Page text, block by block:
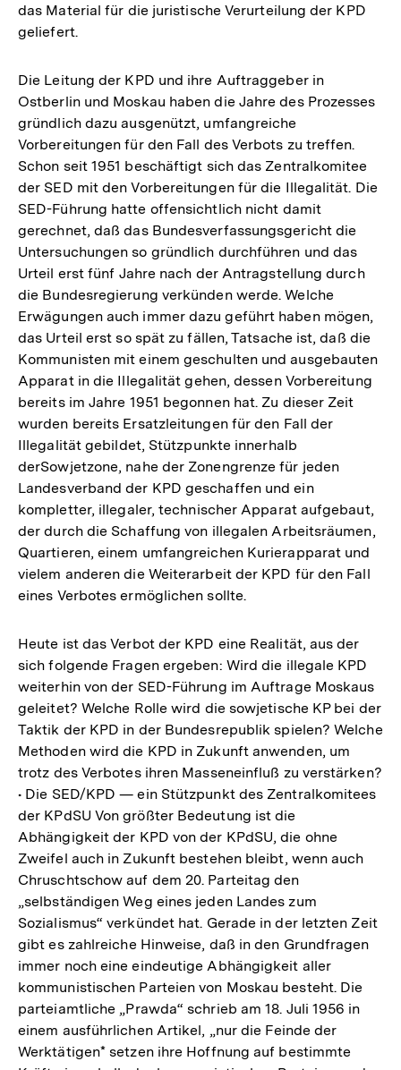
das Material für die juristische Verurteilung der KPD
geliefert.
Die Leitung der KPD und ihre Auftraggeber in
Ostberlin und Moskau haben die Jahre des Prozesses
gründlich dazu ausgenützt, umfangreiche
Vorbereitungen für den Fall des Verbots zu treffen.
Schon seit 1951 beschäftigt sich das Zentralkomitee
der SED mit den Vorbereitungen für die Illegalität. Die
SED-Führung hatte offensichtlich nicht damit
gerechnet, daß das Bundesverfassungsgericht die
Untersuchungen so gründlich durchführen und das
Urteil erst fünf Jahre nach der Antragstellung durch
die Bundesregierung verkünden werde. Welche
Erwägungen auch immer dazu geführt haben mögen,
das Urteil erst so spät zu fällen, Tatsache ist, daß die
Kommunisten mit einem geschulten und ausgebauten
Apparat in die Illegalität gehen, dessen Vorbereitung
bereits im Jahre 1951 begonnen hat. Zu dieser Zeit
wurden bereits Ersatzleitungen für den Fall der
Illegalität gebildet, Stützpunkte innerhalb
derSowjetzone, nahe der Zonengrenze für jeden
Landesverband der KPD geschaffen und ein
kompletter, illegaler, technischer Apparat aufgebaut,
der durch die Schaffung von illegalen Arbeitsräumen,
Quartieren, einem umfangreichen Kurierapparat und
vielem anderen die Weiterarbeit der KPD für den Fall
eines Verbotes ermöglichen sollte.
Heute ist das Verbot der KPD eine Realität, aus der
sich folgende Fragen ergeben: Wird die illegale KPD
weiterhin von der SED-Führung im Auftrage Moskaus
geleitet? Welche Rolle wird die sowjetische KP bei der
Taktik der KPD in der Bundesrepublik spielen? Welche
Methoden wird die KPD in Zukunft anwenden, um
trotz des Verbotes ihren Masseneinfluß zu verstärken?
• Die SED/KPD — ein Stützpunkt des Zentralkomitees
der KPdSU Von größter Bedeutung ist die
Abhängigkeit der KPD von der KPdSU, die ohne
Zweifel auch in Zukunft bestehen bleibt, wenn auch
Chruschtschow auf dem 20. Parteitag den
„selbständigen Weg eines jeden Landes zum
Sozialismus“ verkündet hat. Gerade in der letzten Zeit
gibt es zahlreiche Hinweise, daß in den Grundfragen
immer noch eine eindeutige Abhängigkeit aller
kommunistischen Parteien von Moskau besteht. Die
parteiamtliche „Prawda“ schrieb am 18. Juli 1956 in
einem ausführlichen Artikel, „nur die Feinde der
Werktätigen* setzen ihre Hoffnung auf bestimmte